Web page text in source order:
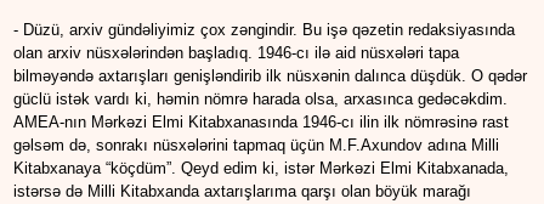
- Düzü, arxiv gündəliyimiz çox zəngindir. Bu işə qəzetin redaksiyasında
olan arxiv nüsxələrindən başladıq. 1946-cı ilə aid nüsxələri tapa
bilməyəndə axtarışları genişləndirib ilk nüsxənin dalınca düşdük. O qədər
güclü istək vardı ki, həmin nömrə harada olsa, arxasınca gedəcəkdim.
AMEA-nın Mərkəzi Elmi Kitabxanasında 1946-cı ilin ilk nömrəsinə rast
gəlsəm də, sonrakı nüsxələrini tapmaq üçün M.F.Axundov adına Milli
Kitabxanaya “köçdüm”. Qeyd edim ki, istər Mərkəzi Elmi Kitabxanada,
istərsə də Milli Kitabxanda axtarışlarıma qarşı olan böyük marağı